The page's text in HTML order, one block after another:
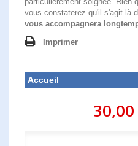
vous constaterez qu'il s'agit là
vous accompagnera
Imprimer
Accueil